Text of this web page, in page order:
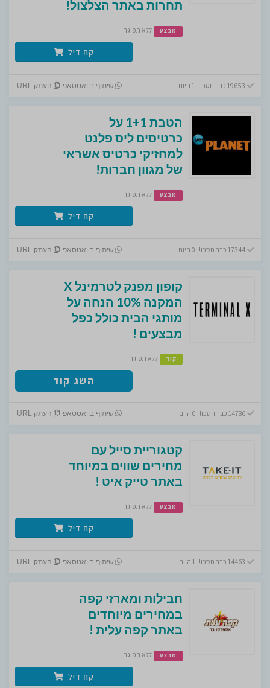
תחרות באתר הצלצול!
מבצע ללא תפוגה
קח דיל
שיתוף בוואטסאפ העתק URL
הטבת 1+1 על
כרטיסים ליס פלנט
למחזיקי כרטיס אשראי
של מגוון חברות!
מבצע ללא תפוגה
קח דיל
17344 כבר חסכו! 0 היום שיתוף בוואטסאפ העתק URL
קופון מפנק לטרמינל X
המקנה 10% הנחה על
מותגי הבית כולל כפל
מבצעים !
קוד ללא תפוגה
השג קוד
14786 כבר חסכו! 0 היום שיתוף בוואטסאפ העתק URL
קטגוריית סייל עם
מחירים שווים במיוחד
באתר טייק איט !
מבצע ללא תפוגה
קח דיל
שיתוף בוואטסאפ העתק URL
חבילות ומארזי קפה
במחירים מיוחדים
באתר קפה עלית !
מבצע ללא תפוגה
קח דיל